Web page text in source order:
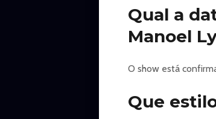
**SETORES**
Plateia VIP: Fileira A
Plateia: Fileira i até S
MEIA: Professores
ANTECIPADO:
OBS:
Qual a
Manoel
O show está
Que